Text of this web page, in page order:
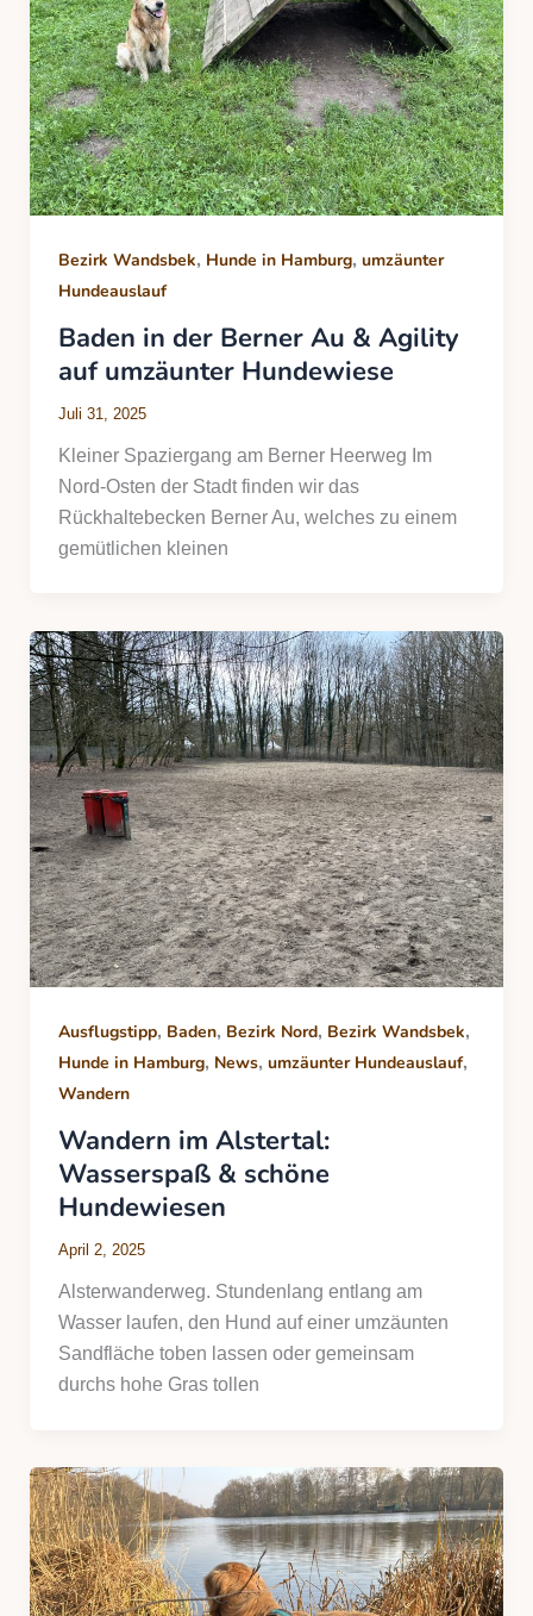
Bezirk Wandsbek, Hunde in Hamburg, umzäunter
Hundeauslauf
Baden in der Berner Au & Agility
auf umzäunter Hundewiese
Juli 31, 2025
Kleiner Spaziergang am Berner Heerweg Im
Nord-Osten der Stadt finden wir das
Rückhaltebecken Berner Au, welches zu einem
gemütlichen kleinen
Ausflugstipp, Baden, Bezirk Nord, Bezirk Wandsbek,
Hunde in Hamburg, News, umzäunter Hundeauslauf,
Wandern
Wandern im Alstertal:
Wasserspaß & schöne
Hundewiesen
April 2, 2025
Alsterwanderweg. Stundenlang entlang am
Wasser laufen, den Hund auf einer umzäunten
Sandfläche toben lassen oder gemeinsam
durchs hohe Gras tollen